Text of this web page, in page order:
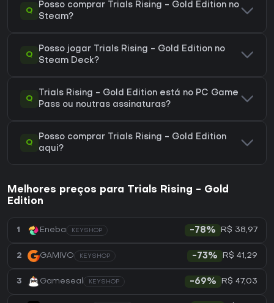
Q
Posso comprar Trials Rising - Gold Edition no
Steam?
Q
Posso jogar Trials Rising - Gold Edition no
Steam Deck?
Q
Trials Rising - Gold Edition está no PC Game
Pass ou noutras assinaturas?
Q
Posso comprar Trials Rising - Gold Edition
aqui?
Melhores preços para Trials Rising - Gold
Edition
1 Eneba KEYSHOP -78% R$ 38,97
2 GAMIVO KEYSHOP -73% R$ 41,29
3 Gameseal KEYSHOP -69% R$ 47,03